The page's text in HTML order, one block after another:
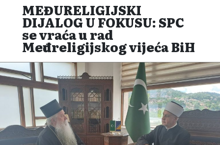
MEĐURELIGIJSKI
DIJALOG U FOKUSU: SPC
se vraća u rad
Međureligijskog vijeća BiH